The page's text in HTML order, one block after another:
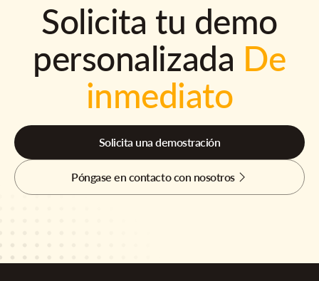
Solicita tu demo
personalizada De
inmediato
Solicita una demostración
Póngase en contacto con nosotros